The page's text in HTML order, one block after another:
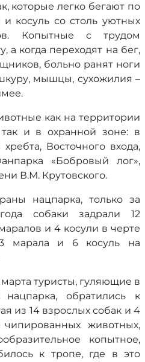
которые легко бегают по
косуль со столь уютных
Копытные с трудом
а когда переходят на бег,
больно ранят ноги
мышцы, сухожилия –
как на территории
так и в охранной зоне: в
Восточного входа,
«Бобровый лог»,
В.М. Крутовского.
нацпарка, только за
собаки задрали 12
и 4 косули в черте
3 марала и 6 косуль на
туристы, гуляющие в
нацпарка, обратились к
из 14 взрослых собак и 4
животных,
копытное,
к тропе, где в это